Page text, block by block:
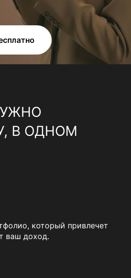
В ОДНОМ
который привлечет
ваш доход.